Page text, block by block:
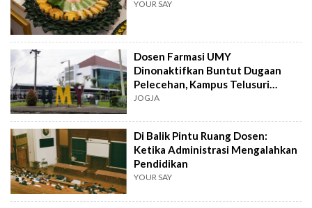
YOUR SAY
Dosen Farmasi UMY
Dinonaktifkan Buntut Dugaan
Pelecehan, Kampus Telusuri
Korban Lain
JOGJA
Di Balik Pintu Ruang Dosen:
Ketika Administrasi Mengalahkan
Pendidikan
YOUR SAY